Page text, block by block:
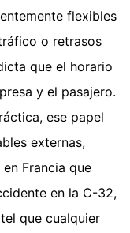
flexibles
o retrasos
que el horario
y el pasajero.
ese papel
externas,
Francia que
en la C-32,
que cualquier